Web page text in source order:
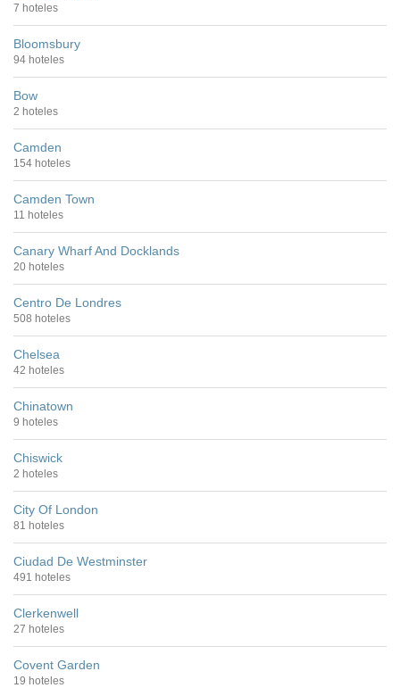
7 hoteles
Bloomsbury
94 hoteles
Bow
2 hoteles
Camden
154 hoteles
Camden Town
11 hoteles
Canary Wharf And Docklands
20 hoteles
Centro De Londres
508 hoteles
Chelsea
42 hoteles
Chinatown
9 hoteles
Chiswick
2 hoteles
City Of London
81 hoteles
Ciudad De Westminster
491 hoteles
Clerkenwell
27 hoteles
Covent Garden
19 hoteles